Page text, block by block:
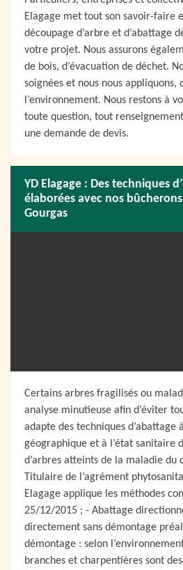
Elagage met tout son savoir-faire
découpage d’arbre et d’abattage
votre projet. Nous assurons
de bois, d’évacuation de déchet.
soignées et nous nous appliquons,
l’environnement. Nous restons à
toute question, tout
une demande de devis.
YD Elagage : Des techniques
élaborées avec nos
Gourgas
Certains arbres fragilisés ou
analyse minutieuse afin d’éviter
adapte des techniques d’abattage
géographique et à l’état sanitaire
d’arbres atteints de la maladie du
Titulaire de l’agrément
Elagage applique les méthodes
25/12/2015 ; - Abattage
directement sans démontage
démontage : selon
branches et charpentières sont